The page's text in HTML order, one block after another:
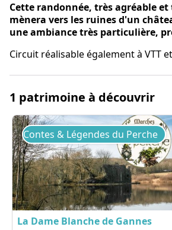
Cette randonnée, très agréable
mènera vers les ruines d'un
une ambiance très particulière,
Circuit réalisable également à VTT et
1 patrimoine à découvrir
Contes & Légendes du Perche
La Dame Blanche de Gannes